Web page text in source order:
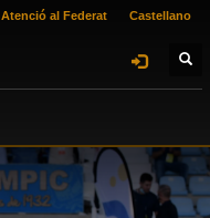
Atenció al Federat Castellano